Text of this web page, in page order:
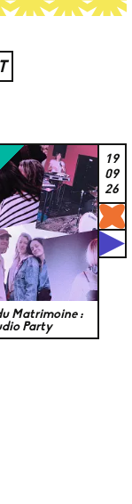
Matrimoine :
Party
19
09
26